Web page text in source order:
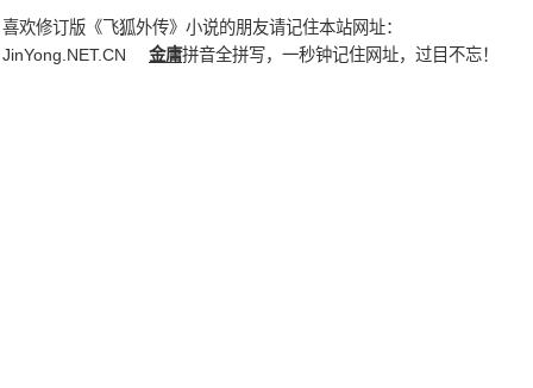
喜欢修订版《飞狐外传》小说的朋友请记住本站网址：
JinYong.NET.CN
金庸拼音全拼写，一秒钟记住网址，过目不忘！